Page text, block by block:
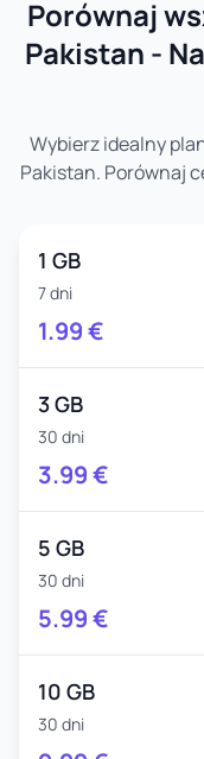
Porównaj
Pakistan -
Wybierz idealny
Pakistan. Porównaj
1 GB
7 dni
1.99€
3 GB
30 dni
3.99€
5 GB
30 dni
5.99€
10 GB
30 dni